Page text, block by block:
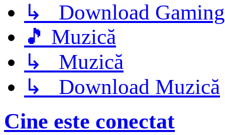
↳ Download Gaming
🎵 Muzică
↳ Muzică
↳ Download Muzică
Cine este conectat